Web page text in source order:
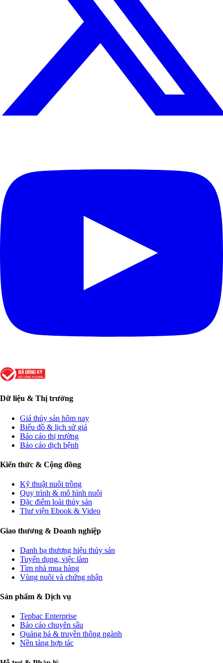
Dữ liệu & Thị trường
Giá thủy sản hôm nay
Biểu đồ & lịch sử giá
Báo cáo thị trường
Báo cáo dịch bệnh
Kiến thức & Cộng đồng
Kỹ thuật nuôi trồng
Quy trình & mô hình nuôi
Đặc điểm loài thủy sản
Thư viện Ebook & Video
Giao thương & Doanh nghiệp
Danh bạ thương hiệu thủy sản
Tuyển dụng, việc làm
Tìm nhà mua hàng
Vùng nuôi và chứng nhận
Sản phẩm & Dịch vụ
Tepbac Enterprise
Báo cáo chuyên sâu
Quảng bá & truyền thông ngành
Nền tảng hợp tác